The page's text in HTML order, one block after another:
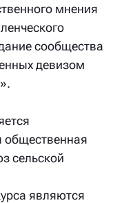
мнения
сообщества
девизом
сельской
являются